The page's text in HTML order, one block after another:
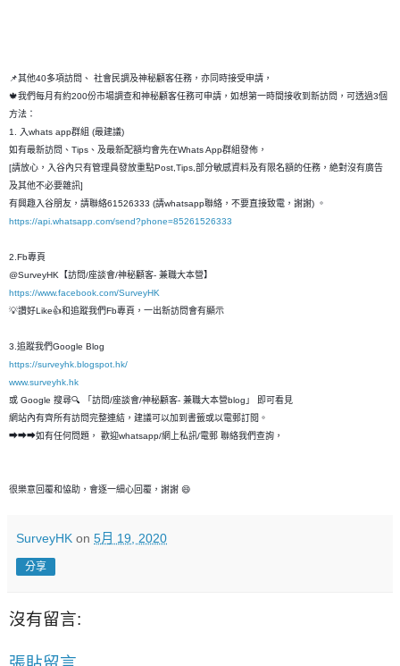
📌其他40多項訪問、 社會民調及神秘顧客任務，亦同時接受申請，
🍁我們每月有約200份市場調查和神秘顧客任務可申請，如想第一時間接收到新訪問，可透過3個
方法：
1. 入whats app群組 (最建議)
如有最新訪問、Tips、及最新配額均會先在Whats App群組發佈，
[請放心，入谷內只有管理員發放重點Post,Tips,部分敏感資料及有限名額的任務，絶對沒有廣告
及其他不必要雜訊]
有興趣入谷朋友，請聯絡61526333 (請whatsapp聯絡，不要直接致電，謝謝) 。
https://api.whatsapp.com/send?phone=85261526333
2.Fb專頁
@SurveyHK【訪問/座談會/神秘顧客- 兼職大本營】
https://www.facebook.com/SurveyHK
💡讚好Like👍和追蹤我們Fb專頁，一出新訪問會有顯示
3.追蹤我們Google Blog
https://surveyhk.blogspot.hk/
www.surveyhk.hk
或 Google 搜尋🔍 「訪問/座談會/神秘顧客- 兼職大本營blog」 即可看見
網站內有齊所有訪問完整連結，建議可以加到書籤或以電郵訂閱。
➡➡➡如有任何問題， 歡迎whatsapp/網上私訊/電郵 聯絡我們查詢，
很樂意回覆和恊助，會逐一細心回覆，謝謝 😄
SurveyHK on 5月 19, 2020
分享
沒有留言: